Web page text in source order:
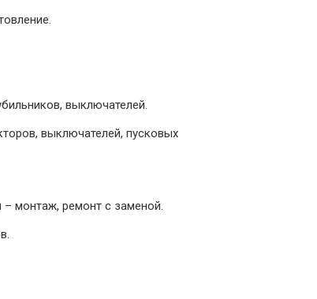
выключателей.
выключателей, пусковых
– монтаж, ремонт с заменой.